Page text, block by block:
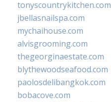
tonyscountrykitchen.com
jbellasnailspa.com
mychaihouse.com
alvisgrooming.com
thegeorginaestate.com
blythewoodseafood.com
paolosdelibangkok.com
bobacove.com